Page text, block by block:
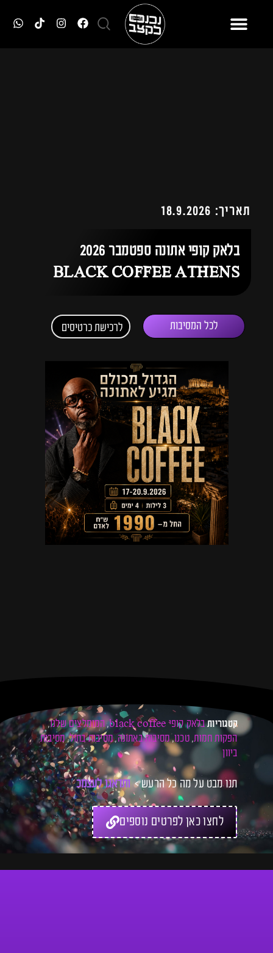
תאריך: 18.9.2026
בלאק קופי אתונה ספטמבר 2026
BLACK COFFEE ATHENS
לכל המסיבות לרכישת כרטיסים
קטגוריות בלאק קופי black coffee ,המומלצים שלנו,
הפקות חמות, טכנו,מסיבות באתונה,מסיבות בחול,מסיבות
ביוון
תנו מבט על מה כל הרעש > ותדאגו לעצמכם
לחצו כאן לפרטים נוספים